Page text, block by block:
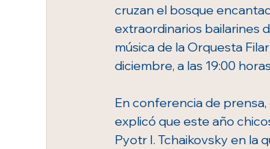
cruzan el bosque
extraordinarios bailarines
música de la Orquesta
diciembre, a las 19:00
En conferencia de
explicó que este año
Pyotr I. Tchaikovsky en la